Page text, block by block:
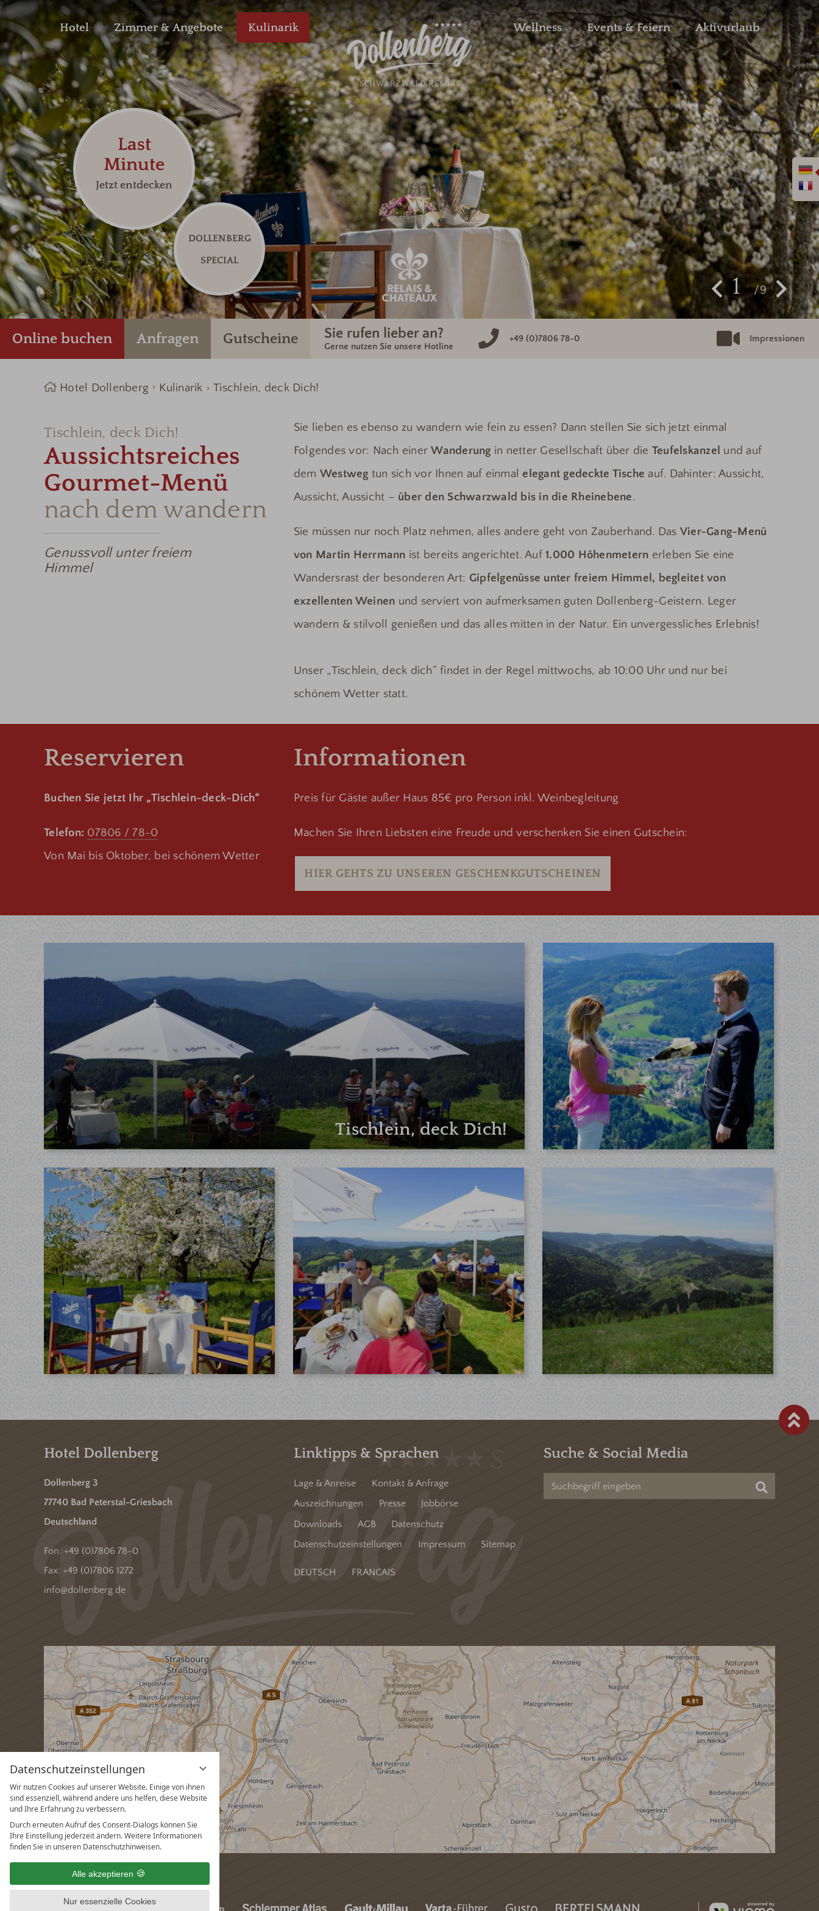
Datenschutzeinstellungen
Wir nutzen Cookies auf unserer Website. Einige von ihnen
sind essenziell, während andere uns helfen, diese Website
und Ihre Erfahrung zu verbessern.
Durch erneuten Aufruf des Consent-Dialogs können Sie
Ihre Einstellung jederzeit ändern. Weitere Informationen
finden Sie in unseren Datenschutzhinweisen.
Alle akzeptieren
Nur essenzielle Cookies
Hotel Zimmer & Angebote Kulinarik Wellness Events & Feiern Aktivurlaub
1 9
Online buchen Anfragen Gutscheine Sie rufen lieber an?
Gerne nutzen Sie unsere Hotline
+49 (0)7806 78-0 Impressionen
Last
Minute
Jetzt entdecken
DOLLENBERG
SPECIAL
Hotel Dollenberg Kulinarik Tischlein, deck Dich!
Tischlein, deck Dich!
Aussichtsreiches
Gourmet-Menü
nach dem wandern
Genussvoll unter freiem
Himmel
Sie lieben es ebenso zu wandern wie fein zu essen? Dann stellen Sie sich jetzt einmal
Folgendes vor: Nach einerWanderung in netter Gesellschaft über die Teufelskanzel und auf
dem Westweg tun sich vor Ihnen auf einmalelegant gedeckte Tische auf. Dahinter: Aussicht,
Aussicht, Aussicht – über den Schwarzwald bis in die Rheinebene.
Sie müssen nur noch Platz nehmen, alles andere geht von Zauberhand. Das Vier-Gang-Menü
von Martin Herrmann ist bereits angerichtet. Auf1.000 Höhenmetern erleben Sie eine
Wandersrast der besonderen Art: Gipfelgenüsse unter freiem Himmel, begleitet von
exzellenten Weinen und serviert von aufmerksamen guten Dollenberg-Geistern. Leger
wandern & stilvoll genießen und das alles mitten in der Natur. Ein unvergessliches Erlebnis!
Unser „Tischlein, deck dich“ findet in der Regel mittwochs, ab 10:00 Uhr und nur bei
schönem Wetter statt.
Reservieren
Buchen Sie jetzt Ihr „Tischlein-deck-Dich“
Telefon: 07806 / 78-0
Von Mai bis Oktober, bei schönem Wetter
Informationen
Preis für Gäste außer Haus 85€ pro Person inkl. Weinbegleitung
Machen Sie Ihren Liebsten eine Freude und verschenken Sie einen Gutschein:
HIER GEHTS ZU UNSEREN GESCHENKGUTSCHEINEN
Tischlein, deck Dich!
Hotel Dollenberg
Dollenberg 3
77740 Bad Peterstal-Griesbach
Deutschland
Fon: +49 (0)7806 78-0
Fax: +49 (0)7806 1272
info@dollenberg.de
Linktipps & Sprachen
Lage & Anreise
Kontakt & Anfrage
Auszeichnungen
Presse
Jobbörse
Downloads
AGB
Datenschutz
Datenschutzeinstellungen
Impressum Sitemap
DEUTSCH FRANCAIS
Suche & Social Media